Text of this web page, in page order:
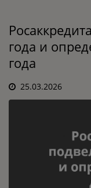
года и
года
25.03.2026